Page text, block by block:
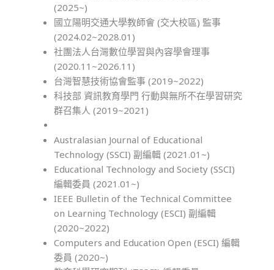
(2025~)
國立陽明交通大學教師會 (交大校區) 監事
(2024.02~2028.01)
社團法人台灣數位學習與內容學會理事
(2020.11~2026.11)
台灣智慧技術協會監事 (2019~2022)
科技部 資訊教育學門 行動與無所不在學習研究
群召集人 (2019~2021)
Australasian Journal of Educational
Technology (SSCI) 副編輯 (2021.01~)
Educational Technology and Society (SSCI)
編輯委員 (2021.01~)
IEEE Bulletin of the Technical Committee
on Learning Technology (ESCI) 副編輯
(2020~2022)
Computers and Education Open (ESCI) 編輯
委員 (2020~)